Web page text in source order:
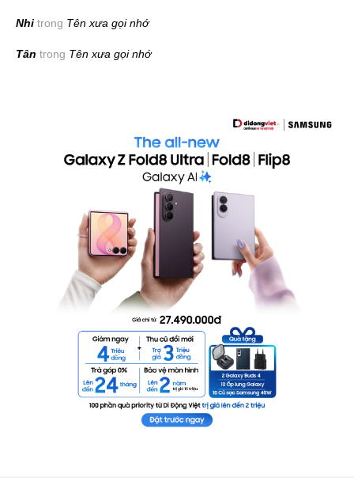
Nhi trong Tên xưa gọi nhớ
Tân trong Tên xưa gọi nhớ